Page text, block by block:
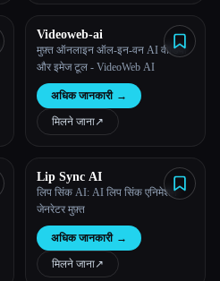
Videoweb-ai
मुफ़्त ऑनलाइन ऑल-इन-वन AI वीडियो
और इमेज टूल - VideoWeb AI
अधिक जानकारी →
मिलने जाना↗︎
Lip Sync AI
लिप सिंक AI: AI लिप सिंक एनिमेशन
जेनरेटर मुफ़्त
अधिक जानकारी →
मिलने जाना↗︎